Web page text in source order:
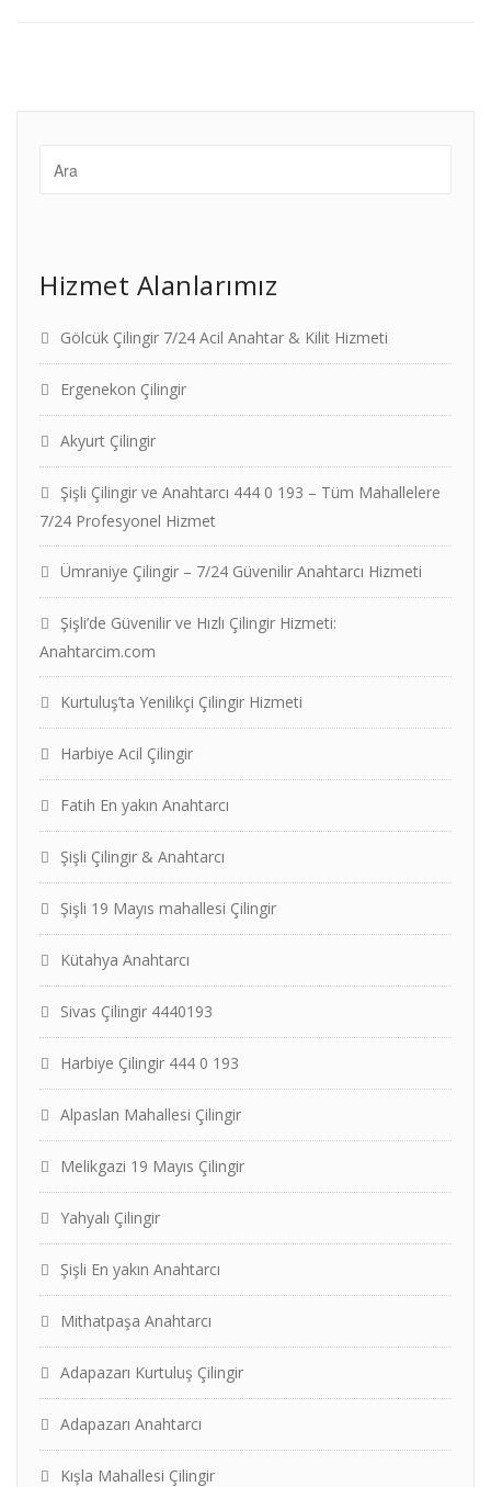
Hizmet Alanlarımız
Gölcük Çilingir 7/24 Acil Anahtar & Kilit Hizmeti
Ergenekon Çilingir
Akyurt Çilingir
Şişli Çilingir ve Anahtarcı 444 0 193 – Tüm Mahallelere
7/24 Profesyonel Hizmet
Ümraniye Çilingir – 7/24 Güvenilir Anahtarcı Hizmeti
Şişli’de Güvenilir ve Hızlı Çilingir Hizmeti:
Anahtarcim.com
Kurtuluş’ta Yenilikçi Çilingir Hizmeti
Harbiye Acil Çilingir
Fatih En yakın Anahtarcı
Şişli Çilingir & Anahtarcı
Şişli 19 Mayıs mahallesi Çilingir
Kütahya Anahtarcı
Sivas Çilingir 4440193
Harbiye Çilingir 444 0 193
Alpaslan Mahallesi Çilingir
Melikgazi 19 Mayıs Çilingir
Yahyalı Çilingir
Şişli En yakın Anahtarcı
Mithatpaşa Anahtarcı
Adapazarı Kurtuluş Çilingir
Adapazarı Anahtarcı
Kışla Mahallesi Çilingir